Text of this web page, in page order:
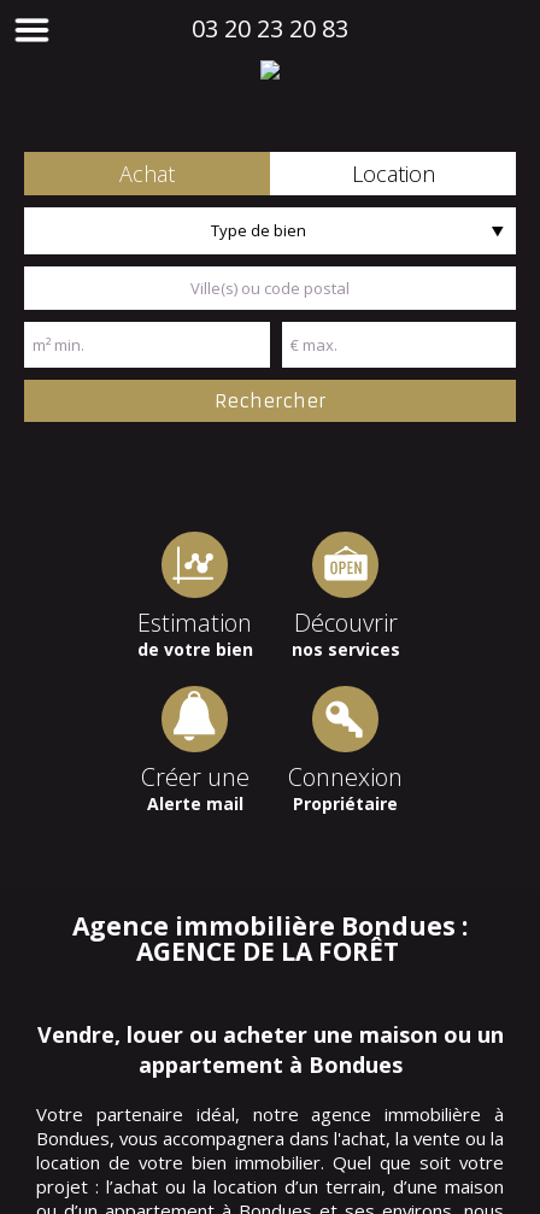
03 20 23 20 83
Achat Location
Type de bien
Estimation
de votre bien
Découvrir
nos services
Créer une
Alerte mail
Connexion
Propriétaire
Agence immobilière Bondues :
AGENCE DE LA FORÊT
Vendre, louer ou acheter une maison ou un
appartement à Bondues
Votre partenaire idéal, notre agence immobilière à
Bondues, vous accompagnera dans l'achat, la vente ou la
location de votre bien immobilier. Quel que soit votre
projet : l’achat ou la location d’un terrain, d’une maison